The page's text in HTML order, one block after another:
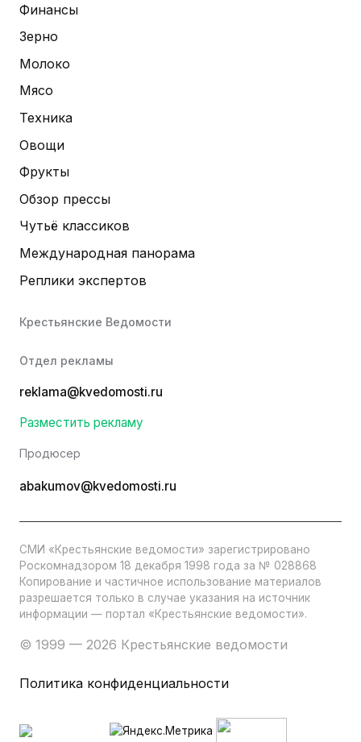
Финансы
Зерно
Молоко
Мясо
Техника
Овощи
Фрукты
Обзор прессы
Чутьё классиков
Международная панорама
Реплики экспертов
Крестьянские Ведомости
Отдел рекламы
reklama@kvedomosti.ru
Разместить рекламу
Продюсер
abakumov@kvedomosti.ru
СМИ «Крестьянские ведомости» зарегистрировано
Роскомнадзором 18 декабря 1998 года за № 028868
Копирование и частичное использование материалов
разрешается только в случае указания на источник
информации — портал «Крестьянские ведомости».
© 1999 — 2026 Крестьянские ведомости
Политика конфиденциальности